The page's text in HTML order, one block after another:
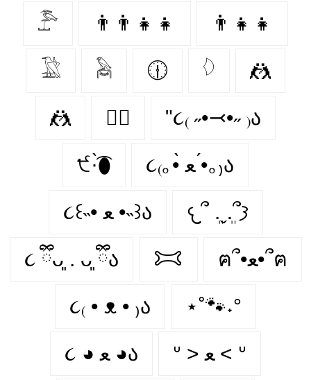
𓅤 👨‍👨‍👧‍👧 👨‍👧‍👧
𓅁 𓅉 🕧 𓆠 🤼‍
🤼 🤼‍♂️ "૮₍ ˶•⤙•˶ ₎ა
੯·̀͡⬮ ૮₍｡•̀ ﻌ •́｡₎ა
૮꒰˵• ﻌ •˵꒱ა 𐔌՞ ܸ.ˬ.ܸ՞𐦯
૮ ྀིᴗ͈ . ᴗ͈ ྀིა 𐂯 ฅ՞•ﻌ•՞ฅ
૮₍ • ᴥ • ₎ა ⋆˚🐾˖°
૮ ◕ ﻌ ◕ა ᐡ > ﻌ < ᐡ